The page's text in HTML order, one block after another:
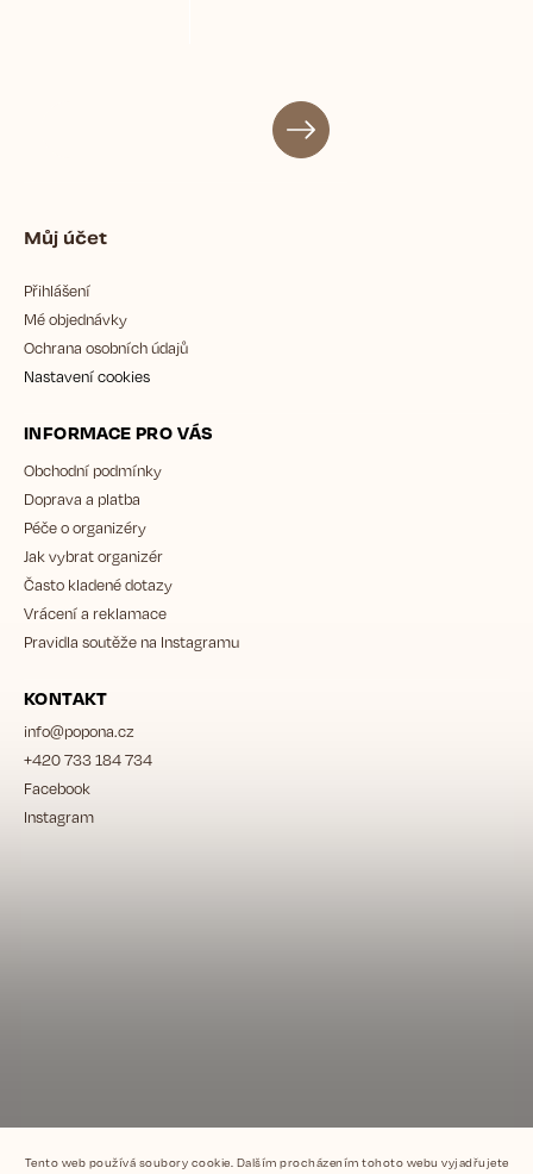
Tento web používá soubory cookie. Dalším procházením tohoto webu vyjadřujete
Můj účet
Přihlášení
Mé objednávky
Ochrana osobních údajů
Nastavení cookies
INFORMACE PRO VÁS
Obchodní podmínky
Doprava a platba
Péče o organizéry
Jak vybrat organizér
Často kladené dotazy
Vrácení a reklamace
Pravidla soutěže na Instagramu
KONTAKT
info@popona.cz
+420 733 184 734
Facebook
Instagram